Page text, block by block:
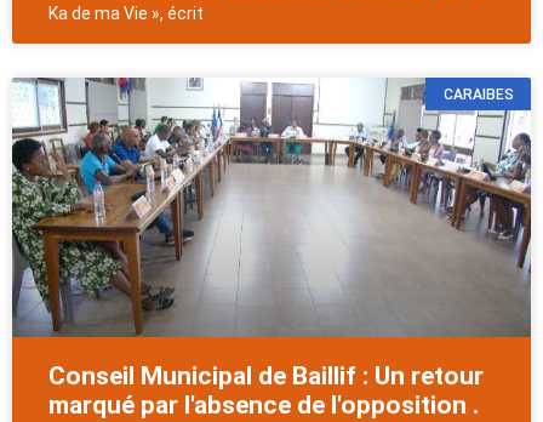
Ka de ma Vie », écrit
CARAIBES
Conseil Municipal de Baillif : Un retour
marqué par l'absence de l'opposition .